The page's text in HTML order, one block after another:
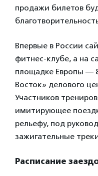
продажи билетов
Впервые в России
фитнес-клубе, а на
площадке Европы —
Восток» делового
Участников
имитирующее
рельефу, под
зажигательные
Расписание